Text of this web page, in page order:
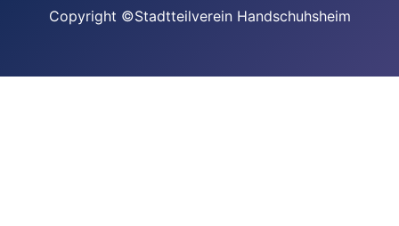
Copyright ©Stadtteilverein Handschuhsheim